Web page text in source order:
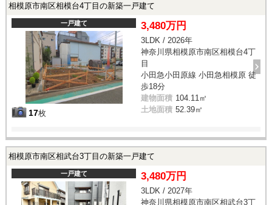
相模原市南区相模台4丁目の新築一戸建て
一戸建て
17枚
3,480万円
3LDK / 2026年
神奈川県相模原市南区相模台4丁
目
小田急小田原線 小田急相模原 徒
歩18分
建物面積 104.11㎡
土地面積 52.39㎡
相模原市南区相武台3丁目の新築一戸建て
一戸建て 3,480万円
3LDK / 2027年
神奈川県相模原市南区相武台3丁